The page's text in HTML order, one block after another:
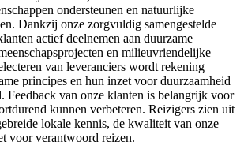
ondersteunen en natuurlijke
Dankzij onze zorgvuldig samengestelde
actief deelnemen aan duurzame
en milieuvriendelijke
van leveranciers wordt rekening
principes en hun inzet voor duurzaamheid
Feedback van onze klanten is belangrijk voor
kunnen verbeteren. Reizigers zien uit
lokale kennis, de kwaliteit van onze
voor verantwoord reizen.